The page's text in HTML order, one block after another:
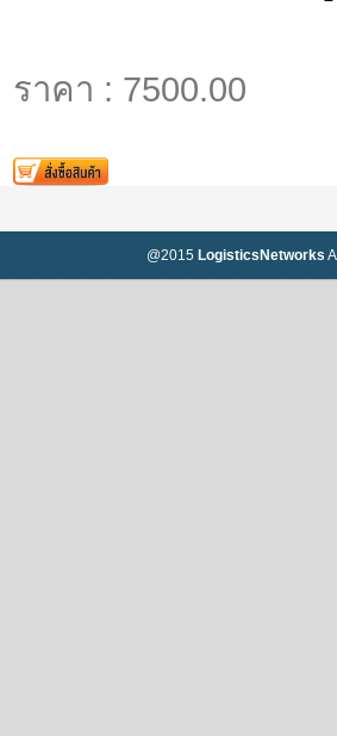
ราคา : 7500.00
@2015 LogisticsNetworks